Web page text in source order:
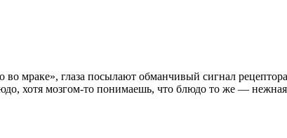
мраке», глаза посылают обманчивый сигнал
хотя мозгом-то понимаешь, что блюдо то же —